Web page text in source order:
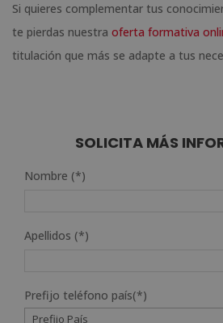
Si quieres complementar tus
te pierdas nuestra oferta formativa
titulación que más se adapte a tus
SOLICITA MÁS
Nombre (*)
Apellidos (*)
Prefijo teléfono país(*)